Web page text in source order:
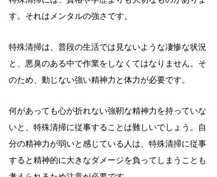
す。それはメンタルの強さです。
特殊清掃は、普段の生活では見ないような凄惨な状況
と、悪臭のある中で作業をしなくてはなりません。そ
のため、動じない強い精神力と体力が必要です。
何があっても心が折れない強靭な精神力を持っていな
いと、特殊清掃に従事することは難しいでしょう。自
分の精神力が弱いと感じている人は、特殊清掃に従事
すると精神的に大きなダメージを負ってしまうことも